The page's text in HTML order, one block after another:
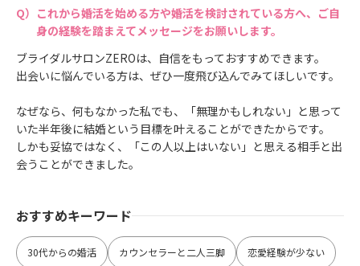
これから婚活を始める方や婚活を検討されている方へ、ご自
身の経験を踏まえてメッセージをお願いします。
ブライダルサロンZEROは、自信をもっておすすめできます。
出会いに悩んでいる方は、ぜひ一度飛び込んでみてほしいです。
なぜなら、何もなかった私でも、「無理かもしれない」と思って
いた半年後に結婚という目標を叶えることができたからです。
しかも妥協ではなく、「この人以上はいない」と思える相手と出
会うことができました。
おすすめキーワード
30代からの婚活 カウンセラーと二人三脚 恋愛経験が少ない